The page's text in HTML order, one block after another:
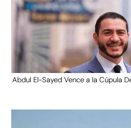
Abdul El-Sayed Vence a la Cúpula